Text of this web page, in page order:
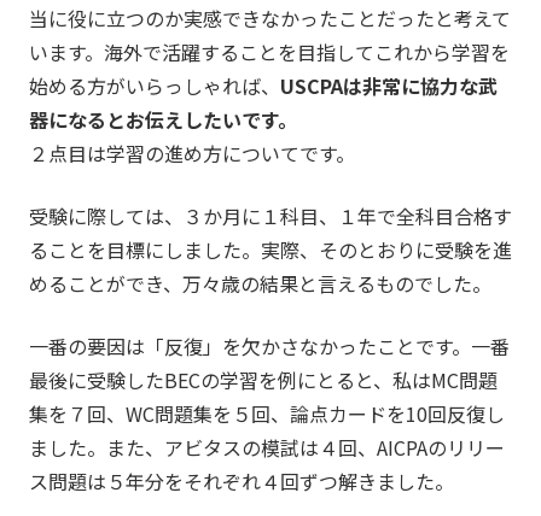
当に役に立つのか実感できなかったことだったと考えて
います。海外で活躍することを目指してこれから学習を
始める方がいらっしゃれば、 USCPAは非常に協力な武
器になるとお伝えしたいです。
２点目は学習の進め方についてです。
受験に際しては、３か月に１科目、１年で全科目合格す
ることを目標にしました。実際、そのとおりに受験を進
めることができ、万々歳の結果と言えるものでした。
一番の要因は「反復」を欠かさなかったことです。一番
最後に受験したBECの学習を例にとると、私はMC問題
集を７回、WC問題集を５回、論点カードを10回反復し
ました。また、アビタスの模試は４回、AICPAのリリー
ス問題は５年分をそれぞれ４回ずつ解きました。